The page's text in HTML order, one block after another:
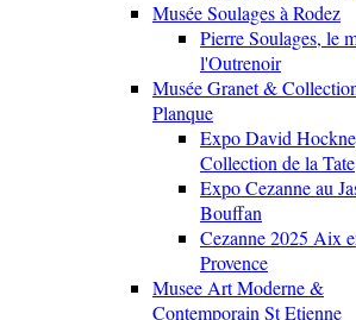
Musée Soulages à Rodez
Pierre Soulages, le
l'Outrenoir
Musée Granet &
Planque
Expo David
Collection de la Tate
Expo Cezanne au
Bouffan
Cezanne 2025 Aix
Provence
Musee Art Moderne &
Contemporain St Etienne